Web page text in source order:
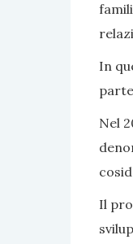
In
Nel
Il